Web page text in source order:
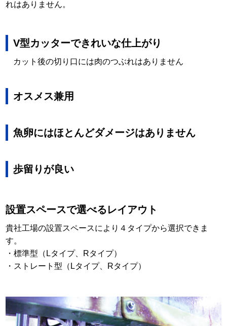
れはありません。
V型カッターできれいな仕上がり
カット後の切り口には肉のつぶれはありません
オスメス兼用
魚卵にはほとんどダメージはありません
歩留りが良い
設置スペースで選べるレイアウト
貴社工場の設置スペースにより４タイプから選択できま
す。
・標準型（Lタイプ、Rタイプ）
・ストレート型（Lタイプ、Rタイプ）